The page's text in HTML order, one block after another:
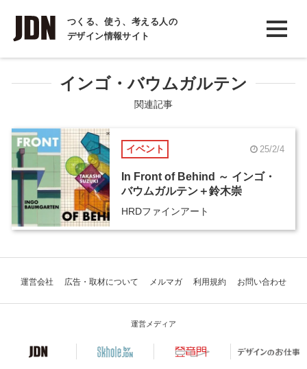
つくる、使う、考える人の
デザイン情報サイト
INTERVIEW
インタビュー
REPORT
COLUMN
コラム
インゴ・バウムガルテン
関連記事
イベント 25/2/4
In Front of Behind ～ インゴ・
バウムガルテン＋鈴木崇
HRDファインアート
運営会社 広告・取材について メルマガ 利用規約 お問い合わせ
運営メディア